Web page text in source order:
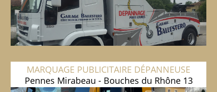
MARQUAGE PUBLICITAIRE DÉPANNEUSE
Pennes Mirabeau - Bouches du Rhône 13